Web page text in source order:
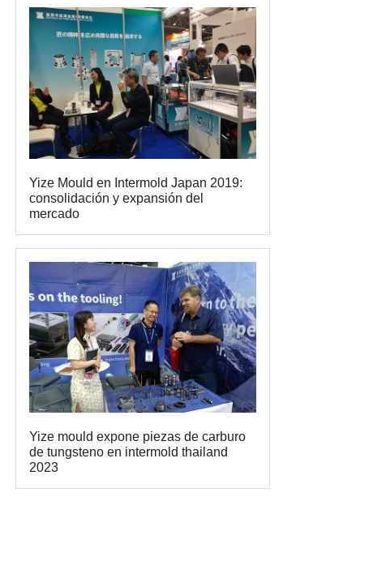
Yize Mould en Intermold Japan 2019:
consolidación y expansión del
mercado
Yize mould expone piezas de carburo
de tungsteno en intermold thailand
2023